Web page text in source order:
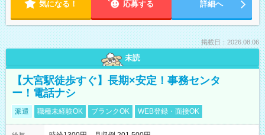
気になる！ 応募する 詳細へ
掲載日：2026.08.06
未読
【大宮駅徒歩すぐ】長期×安定！事務センタ
ー！電話ナシ
派遣 職種未経験OK ブランクOK WEB登録・面接OK